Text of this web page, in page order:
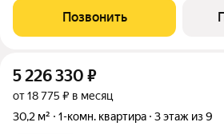
«Сфера» состоит из восьми домов
Выбор для тех, кто смотрит
Позвонить
5 226 330 ₽
от 18 775 ₽ в месяц
30,2 м²
1-комн. квартира 3 этаж из 9